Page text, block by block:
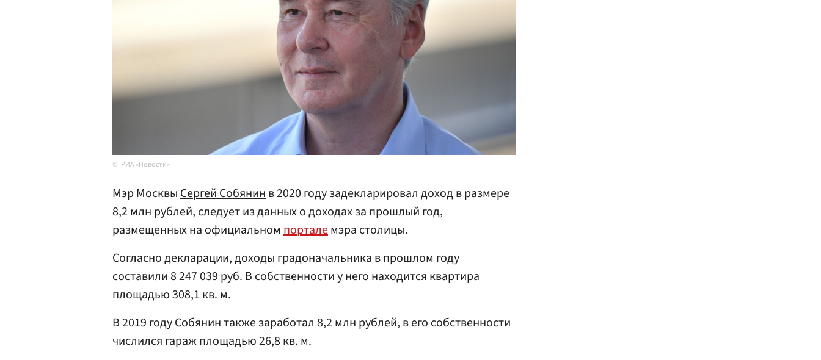
РИА «Новости»
Мэр МосквыСергей Собянинв 2020 году задекларировал доход в размере
8,2 млн рублей, следует из данных о доходах за прошлый год,
размещенных на официальном порталемэра столицы.
Согласно декларации, доходы градоначальника в прошлом году
составили 8 247 039 руб. В собственности у него находится квартира
площадью 308,1 кв. м.
В 2019 году Собянин также заработал 8,2 млн рублей, в его собственности
числился гараж площадью 26,8 кв. м.